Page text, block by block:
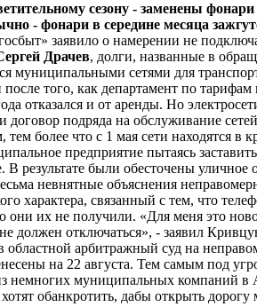
сезону - заменены
- фонари в середине месяца
заявило о намерении не
Драчев, долги, названные в
муниципальными сетями для
того, как департамент по
отказался и от аренды. Но
договор подряда на обслуживание
тем более что с 1 мая сети находятся
предприятие пытаясь
В результате были обесточены
невнятные объяснения
характера, связанный с тем, что
они их не получили. «Для меня это
должен отключаться», - заявил
арбитражный суд на
на 22 августа. Тем самым под
немногих муниципальных компаний в
обанкротить, дабы открыть